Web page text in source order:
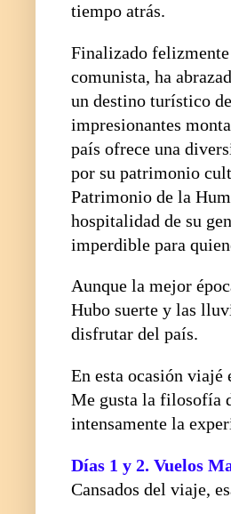
tiempo atrás.
Finalizado
comunista, ha
un destino turístico
impresionantes
país ofrece una
por su patrimonio
Patrimonio de la
hospitalidad de su
imperdible para
Aunque la mejor
Hubo suerte y las
disfrutar del país.
En esta ocasión viajé
Me gusta la filosofía
intensamente la
Días 1 y 2. Vuelos
Cansados del viaje,